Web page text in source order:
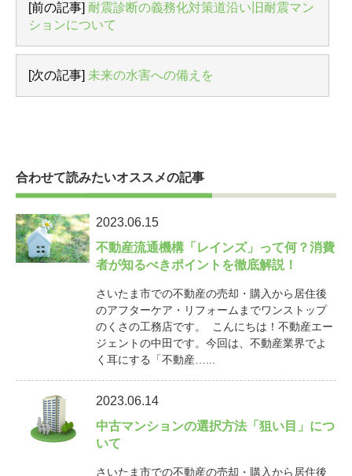
[前の記事] 耐震診断の義務化対策道沿い旧耐震マン
ションについて
[次の記事] 未来の水害への備えを
合わせて読みたいオススメの記事
2023.06.15
不動産流通機構「レインズ」って何？消費
者が知るべきポイントを徹底解説！
さいたま市での不動産の売却・購入から居住後
のアフターケア・リフォームまでワンストップ
のくさの工務店です。 こんにちは！不動産エー
ジェントの中田です。今回は、不動産業界でよ
く耳にする「不動産…...
2023.06.14
中古マンションの選択方法「狙い目」につ
いて
さいたま市での不動産の売却・購入から居住後